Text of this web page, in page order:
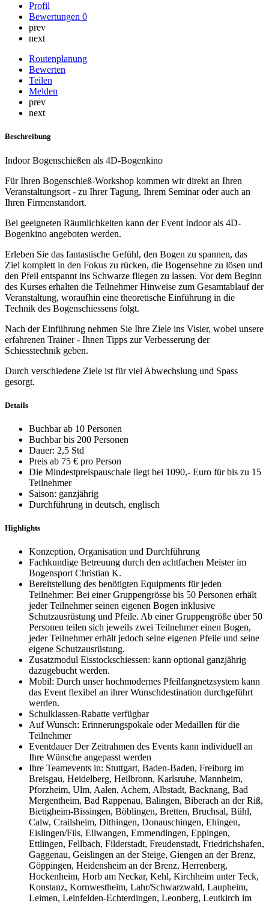
Profil
Bewertungen 0
prev
next
Routenplanung
Bewerten
Teilen
Melden
prev
next
Beschreibung
Indoor Bogenschießen als 4D-Bogenkino
Für Ihren Bogenschieß-Workshop kommen wir direkt an Ihren
Veranstaltungsort - zu Ihrer Tagung, Ihrem Seminar oder auch an
Ihren Firmenstandort.
Bei geeigneten Räumlichkeiten kann der Event Indoor als 4D-
Bogenkino angeboten werden.
Erleben Sie das fantastische Gefühl, den Bogen zu spannen, das
Ziel komplett in den Fokus zu rücken, die Bogensehne zu lösen und
den Pfeil entspannt ins Schwarze fliegen zu lassen. Vor dem Beginn
des Kurses erhalten die Teilnehmer Hinweise zum Gesamtablauf der
Veranstaltung, woraufhin eine theoretische Einführung in die
Technik des Bogenschiessens folgt.
Nach der Einführung nehmen Sie Ihre Ziele ins Visier, wobei unsere
erfahrenen Trainer - Ihnen Tipps zur Verbesserung der
Schiesstechnik geben.
Durch verschiedene Ziele ist für viel Abwechslung und Spass
gesorgt.
Details
Buchbar ab 10 Personen
Buchbar bis 200 Personen
Dauer: 2,5 Std
Preis ab 75 € pro Person
Die Mindestpreispauschale liegt bei 1090,- Euro für bis zu 15
Teilnehmer
Saison: ganzjährig
Durchführung in deutsch, englisch
Highlights
Konzeption, Organisation und Durchführung
Fachkundige Betreuung durch den achtfachen Meister im
Bogensport Christian K.
Bereitstellung des benötigten Equipments für jeden
Teilnehmer: Bei einer Gruppengrösse bis 50 Personen erhält
jeder Teilnehmer seinen eigenen Bogen inklusive
Schutzausrüstung und Pfeile. Ab einer Gruppengröße über 50
Personen teilen sich jeweils zwei Teilnehmer einen Bogen,
jeder Teilnehmer erhält jedoch seine eigenen Pfeile und seine
eigene Schutzausrüstung.
Zusatzmodul Eisstockschiessen: kann optional ganzjährig
dazugebucht werden.
Mobil: Durch unser hochmodernes Pfeilfangnetzsystem kann
das Event flexibel an ihrer Wunschdestination durchgeführt
werden.
Schulklassen-Rabatte verfügbar
Auf Wunsch: Erinnerungspokale oder Medaillen für die
Teilnehmer
Eventdauer Der Zeitrahmen des Events kann individuell an
Ihre Wünsche angepasst werden
Ihre Teamevents in: Stuttgart, Baden-Baden, Freiburg im
Breisgau, Heidelberg, Heilbronn, Karlsruhe, Mannheim,
Pforzheim, Ulm, Aalen, Achem, Albstadt, Backnang, Bad
Mergentheim, Bad Rappenau, Balingen, Biberach an der Riß,
Bietigheim-Bissingen, Böblingen, Bretten, Bruchsal, Bühl,
Calw, Crailsheim, Dithingen, Donauschingen, Ehingen,
Eislingen/Fils, Ellwangen, Emmendingen, Eppingen,
Ettlingen, Fellbach, Filderstadt, Freudenstadt, Friedrichshafen,
Gaggenau, Geislingen an der Steige, Giengen an der Brenz,
Göppingen, Heidensheim an der Brenz, Herrenberg,
Hockenheim, Horb am Neckar, Kehl, Kirchheim unter Teck,
Konstanz, Kornwestheim, Lahr/Schwarzwald, Laupheim,
Leimen, Leinfelden-Echterdingen, Leonberg, Leutkirch im